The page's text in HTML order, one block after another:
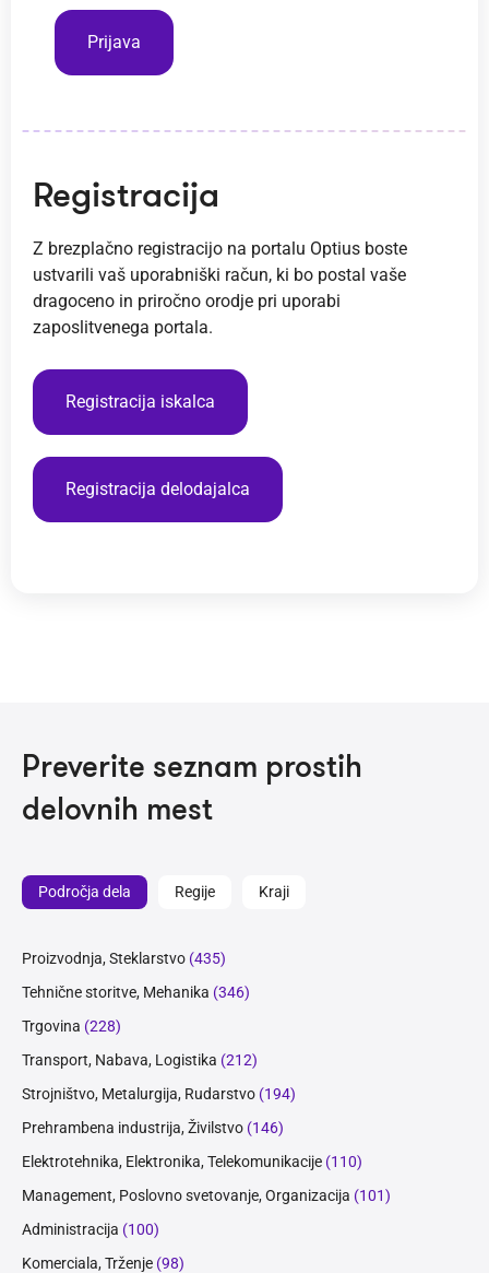
Prijava
Registracija
Z brezplačno registracijo na portalu Optius boste
ustvarili vaš uporabniški račun, ki bo postal vaše
dragoceno in priročno orodje pri uporabi
zaposlitvenega portala.
Registracija iskalca
Registracija delodajalca
Preverite seznam prostih
delovnih mest
Področja dela Regije Kraji
Proizvodnja, Steklarstvo (435)
Tehnične storitve, Mehanika (346)
Trgovina (228)
Transport, Nabava, Logistika (212)
Strojništvo, Metalurgija, Rudarstvo (194)
Prehrambena industrija, Živilstvo (146)
Elektrotehnika, Elektronika, Telekomunikacije (110)
Management, Poslovno svetovanje, Organizacija (101)
Administracija (100)
Komerciala, Trženje (98)